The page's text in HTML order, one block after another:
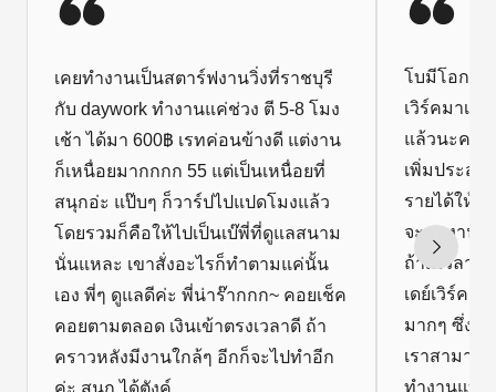
เคยทำงานเป็นสตาร์ฟงานวิ่งที่ราชบุรี
กับ daywork ทำงานแค่ช่วง ตี 5-8 โมง
เช้า ได้มา 600฿ เรทค่อนข้างดี แต่งาน
ก็เหนื่อยมากกกก 55 แต่เป็นเหนื่อยที่
สนุกอ่ะ แป๊บๆ ก็วาร์ปไปแปดโมงแล้ว
โดยรวมก็คือให้ไปเป็นเบ๊พี่ที่ดูแลสนาม
นั่นแหละ เขาสั่งอะไรก็ทำตามแค่นั้น
เอง พี่ๆ ดูแลดีค่ะ พี่น่าร๊ากกก~ คอยเช็ค
คอยตามตลอด เงินเข้าตรงเวลาดี ถ้า
คราวหลังมีงานใกล้ๆ อีกก็จะไปทำอีก
ค่ะ สนุก ได้ตังค์
โบมีโอกาส
เวิร์คมาเป็
แล้วนะคะ
เพิ่มประสบ
รายได้ให้กั
จะทุกงานข
ถ้ามีเวลาว่
เดย์เวิร์คมี
มากๆ ซึ่งเ
เราสามาร
ทำงานแบบ